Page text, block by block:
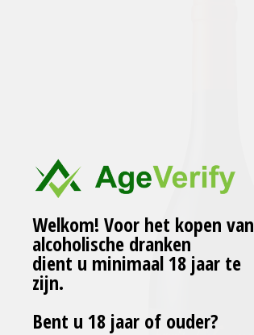
Welkom! Voor het kopen van
alcoholische dranken
dient u minimaal 18 jaar te
zijn.
Bent u 18 jaar of ouder?